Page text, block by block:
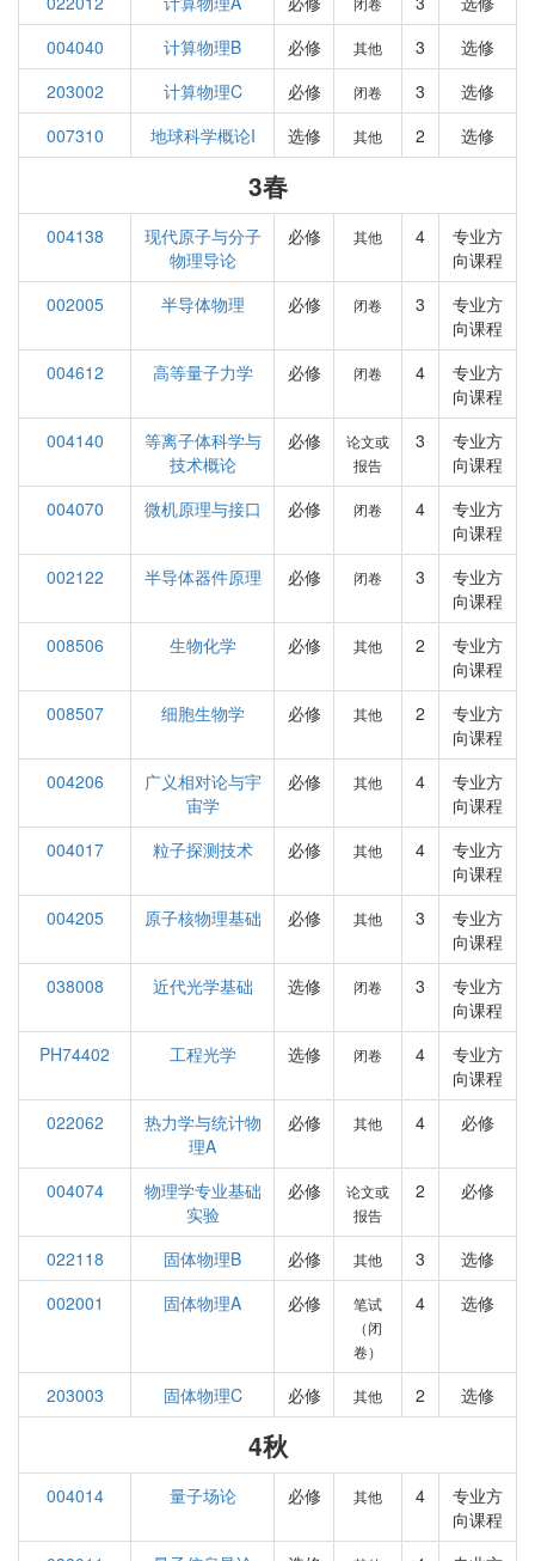
004040
计算物理B 必修 其他 3
选修
203002
计算物理C 必修 闭卷 3
选修
007310
地球科学概论I 选修 其他 2 选修
3春
004138
现代原子与分子
物理导论
必修 其他 4
专业方
向课程
002005
半导体物理 必修 闭卷 3
专业方
向课程
004612
高等量子力学 必修 闭卷 4
专业方
向课程
004140
等离子体科学与
技术概论
必修
论文或
报告
3
专业方
向课程
004070
微机原理与接口 必修 闭卷 4
专业方
向课程
002122
半导体器件原理 必修 闭卷 3
专业方
向课程
008506
生物化学 必修 其他 2
专业方
向课程
008507
细胞生物学 必修 其他 2
专业方
向课程
004206
广义相对论与宇
宙学
必修 其他 4
专业方
向课程
004017
粒子探测技术 必修 其他 4
专业方
向课程
004205
原子核物理基础 必修 其他 3
专业方
向课程
038008
近代光学基础 选修 闭卷 3
专业方
向课程
PH74402
工程光学 选修 闭卷 4
专业方
向课程
022062
热力学与统计物
理A
必修 其他 4 必修
004074
物理学专业基础
实验
必修
论文或
报告
2 必修
022118 固体物理B 必修 其他 3
选修
002001
固体物理A 必修
笔试
（闭
卷）
4 选修
203003 固体物理C 必修 其他 2 选修
4秋
004014 量子场论 必修 其他 4
专业方
向课程